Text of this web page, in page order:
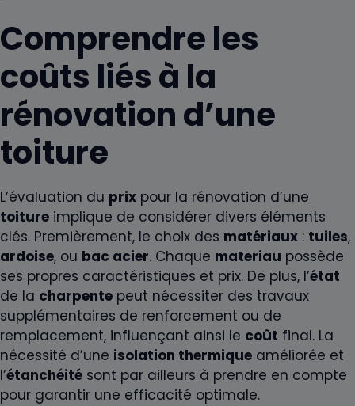
Comprendre les
coûts liés à la
rénovation d’une
toiture
L’évaluation du prix pour la rénovation d’une
toiture implique de considérer divers éléments
clés. Premièrement, le choix des matériaux : tuiles,
ardoise, ou bac acier. Chaque materiau possède
ses propres caractéristiques et prix. De plus, l’état
de la charpente peut nécessiter des travaux
supplémentaires de renforcement ou de
remplacement, influençant ainsi le coût final. La
nécessité d’une isolation thermique améliorée et
l’étanchéité sont par ailleurs à prendre en compte
pour garantir une efficacité optimale.